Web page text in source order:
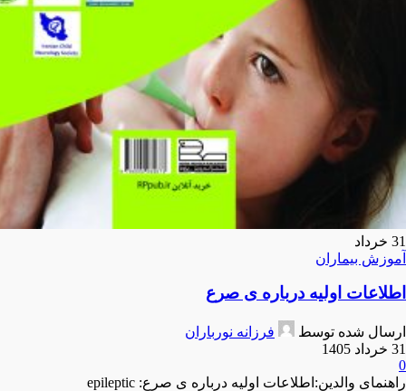
31 خرداد
آموزش بیماران
اطلاعات اولیه درباره ی صرع
ارسال شده توسط
فرزانه نورباران
31 خرداد 1405
0
راهنمای والدین:اطلاعات اولیه درباره ی صرع: epileptic